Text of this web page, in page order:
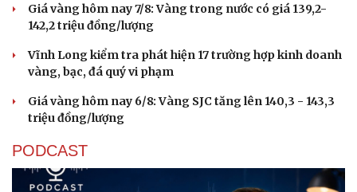
Giá vàng hôm nay 7/8: Vàng trong nước có giá 139,2-
142,2 triệu đồng/lượng
Vĩnh Long kiểm tra phát hiện 17 trường hợp kinh doanh
vàng, bạc, đá quý vi phạm
Giá vàng hôm nay 6/8: Vàng SJC tăng lên 140,3 - 143,3
triệu đồng/lượng
PODCAST